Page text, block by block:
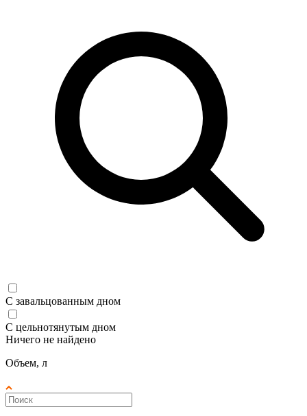
С завальцованным дном
С цельнотянутым дном
Ничего не найдено
Объем, л